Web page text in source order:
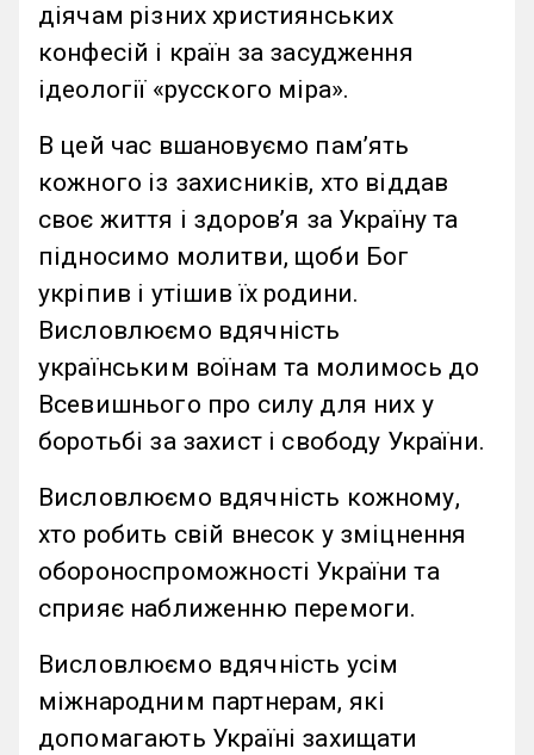
діячам різних християнських
конфесій і країн за засудження
ідеології «русского міра».
В цей час вшановуємо пам’ять
кожного із захисників, хто віддав
своє життя і здоров’я за Україну та
підносимо молитви, щоби Бог
укріпив і утішив їх родини.
Висловлюємо вдячність
українським воїнам та молимось до
Всевишнього про силу для них у
боротьбі за захист і свободу України.
Висловлюємо вдячність кожному,
хто робить свій внесок у зміцнення
обороноспроможності України та
сприяє наближенню перемоги.
Висловлюємо вдячність усім
міжнародним партнерам, які
допомагають Україні захищати